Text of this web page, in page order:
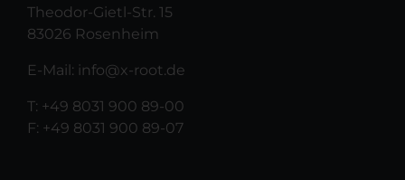
Theodor-Gietl-Str. 15
83026 Rosenheim
E-Mail: info@x-root.de
T: +49 8031 900 89-00
F: +49 8031 900 89-07